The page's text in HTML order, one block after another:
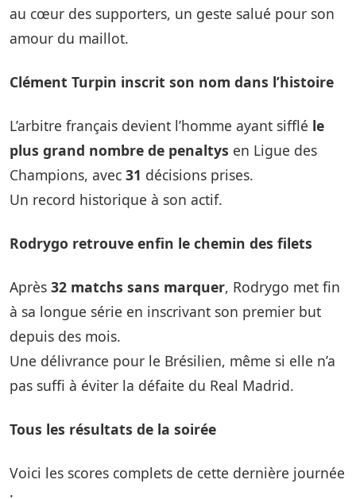
au cœur des supporters, un geste salué pour son
amour du maillot.
Clément Turpin inscrit son nom dans l’histoire
L’arbitre français devient l’homme ayant sifflé le
plus grand nombre de penaltys en Ligue des
Champions, avec 31 décisions prises.
Un record historique à son actif.
Rodrygo retrouve enfin le chemin des filets
Après 32 matchs sans marquer, Rodrygo met fin
à sa longue série en inscrivant son premier but
depuis des mois.
Une délivrance pour le Brésilien, même si elle n’a
pas suffi à éviter la défaite du Real Madrid.
Tous les résultats de la soirée
Voici les scores complets de cette dernière journée